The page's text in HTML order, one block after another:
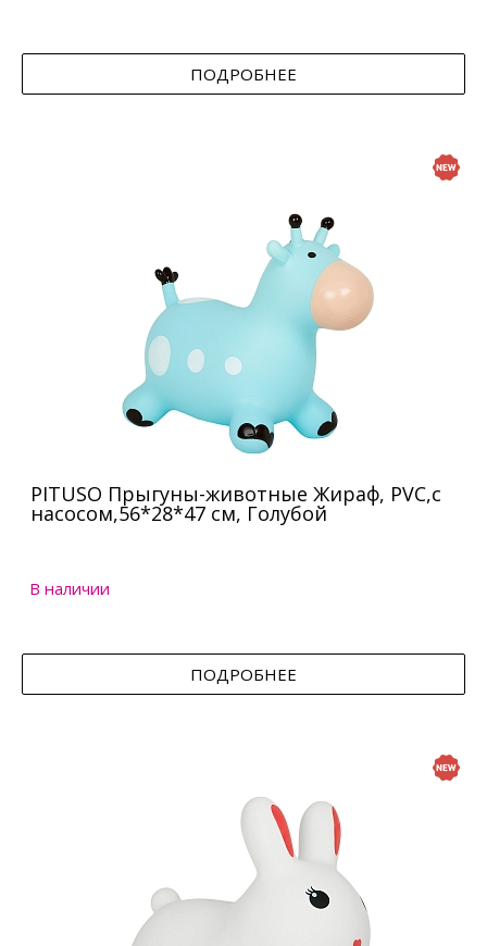
ПОДРОБНЕЕ
PITUSO Прыгуны-животные Жираф, PVC,с
насосом,56*28*47 см, Голубой
В наличии
ПОДРОБНЕЕ